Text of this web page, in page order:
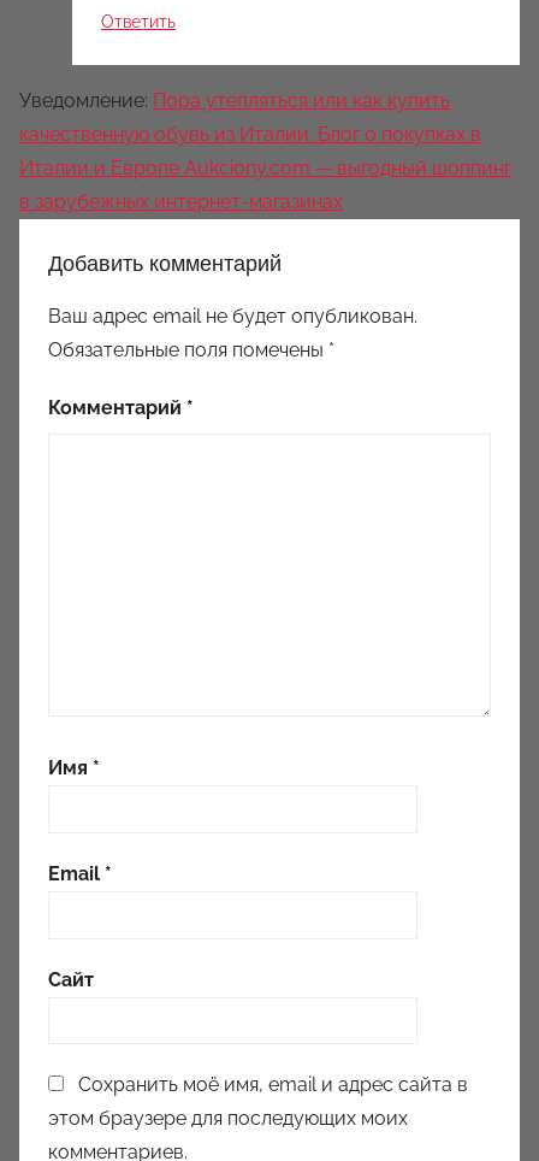
Ответить
Уведомление: Пора утепляться или как купить
качественную обувь из Италии. Блог о покупках в
Италии и Европе Aukciony.com — выгодный шоппинг
в зарубежных интернет-магазинах
Добавить комментарий
Ваш адрес email не будет опубликован.
Обязательные поля помечены *
Комментарий *
Имя *
Email *
Сайт
Сохранить моё имя, email и адрес сайта в
этом браузере для последующих моих
комментариев.